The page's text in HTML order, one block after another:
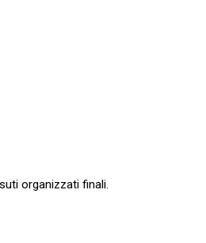
organizzati finali.